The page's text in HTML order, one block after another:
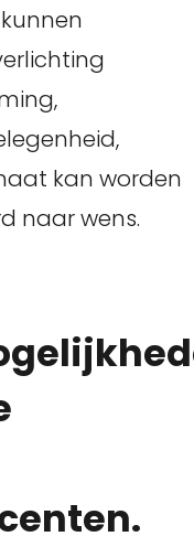
kan worden
naar wens.